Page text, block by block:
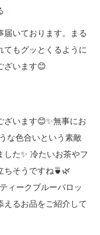
届いております。まる
てもグッとくるように
ざいます😊
ざいます😊✨無事にお
な色合いという素敵
た✨ 冷たいお茶やフ
ちそうですね🍵🌿
ィークブルーパロッ
えるお品をご紹介して